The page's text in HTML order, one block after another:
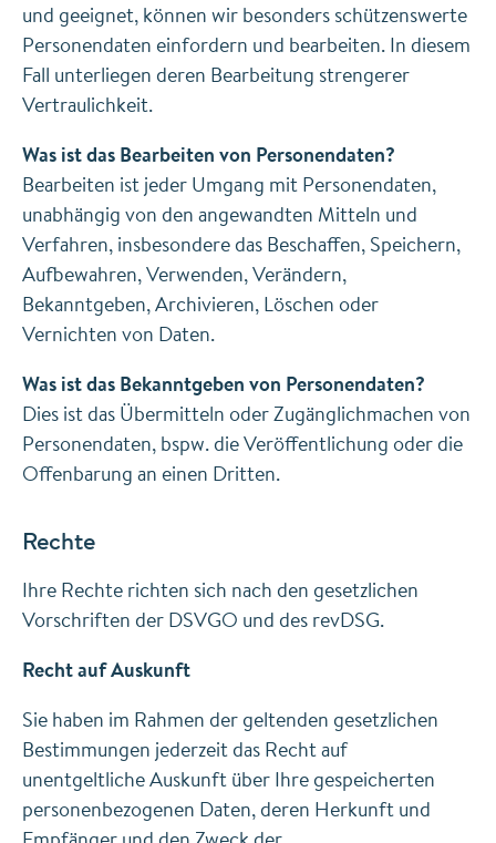
und geeignet, können wir besonders schützenswerte
Personendaten einfordern und bearbeiten. In diesem
Fall unterliegen deren Bearbeitung strengerer
Vertraulichkeit.
Was ist das Bearbeiten von Personendaten?
Bearbeiten ist jeder Umgang mit Personendaten,
unabhängig von den angewandten Mitteln und
Verfahren, insbesondere das Beschaffen, Speichern,
Aufbewahren, Verwenden, Verändern,
Bekanntgeben, Archivieren, Löschen oder
Vernichten von Daten.
Was ist das Bekanntgeben von Personendaten?
Dies ist das Übermitteln oder Zugänglichmachen von
Personendaten, bspw. die Veröffentlichung oder die
Offenbarung an einen Dritten.
Rechte
Ihre Rechte richten sich nach den gesetzlichen
Vorschriften der DSVGO und des revDSG.
Recht auf Auskunft
Sie haben im Rahmen der geltenden gesetzlichen
Bestimmungen jederzeit das Recht auf
unentgeltliche Auskunft über Ihre gespeicherten
personenbezogenen Daten, deren Herkunft und